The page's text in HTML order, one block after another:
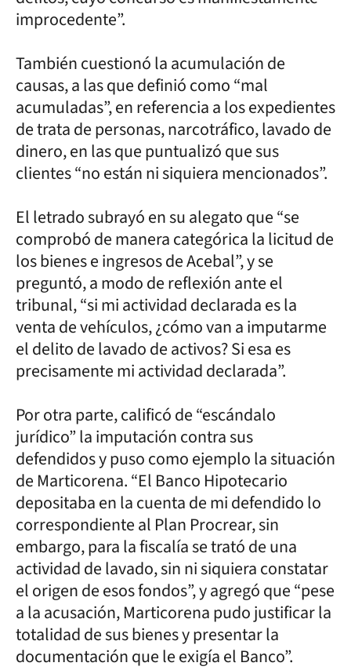
improcedente”.
También cuestionó la acumulación de
causas, a las que definió como “mal
acumuladas”, en referencia a los expedientes
de trata de personas, narcotráfico, lavado de
dinero, en las que puntualizó que sus
clientes “no están ni siquiera mencionados”.
El letrado subrayó en su alegato que “se
comprobó de manera categórica la licitud de
los bienes e ingresos de Acebal”, y se
preguntó, a modo de reflexión ante el
tribunal, “si mi actividad declarada es la
venta de vehículos, ¿cómo van a imputarme
el delito de lavado de activos? Si esa es
precisamente mi actividad declarada”.
Por otra parte, calificó de “escándalo
jurídico” la imputación contra sus
defendidos y puso como ejemplo la situación
de Marticorena. “El Banco Hipotecario
depositaba en la cuenta de mi defendido lo
correspondiente al Plan Procrear, sin
embargo, para la fiscalía se trató de una
actividad de lavado, sin ni siquiera constatar
el origen de esos fondos”, y agregó que “pese
a la acusación, Marticorena pudo justificar la
totalidad de sus bienes y presentar la
documentación que le exigía el Banco”.